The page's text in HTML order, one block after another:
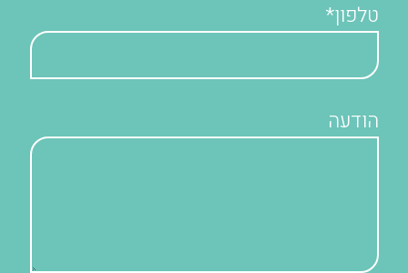
טלפון*
הודעה